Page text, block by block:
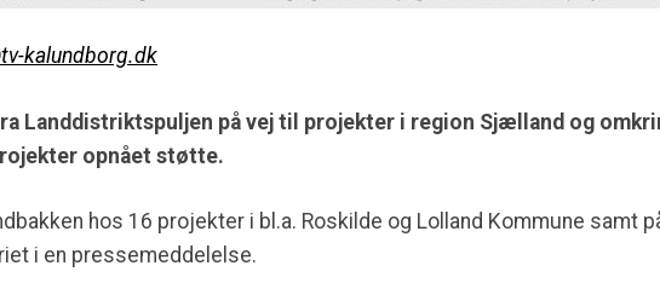
kalundborg.dk
Landdistriktspuljen på vej til projekter i region Sjælland og
opnået støtte.
hos 16 projekter i bl.a. Roskilde og Lolland Kommune samt
i en pressemeddelelse.